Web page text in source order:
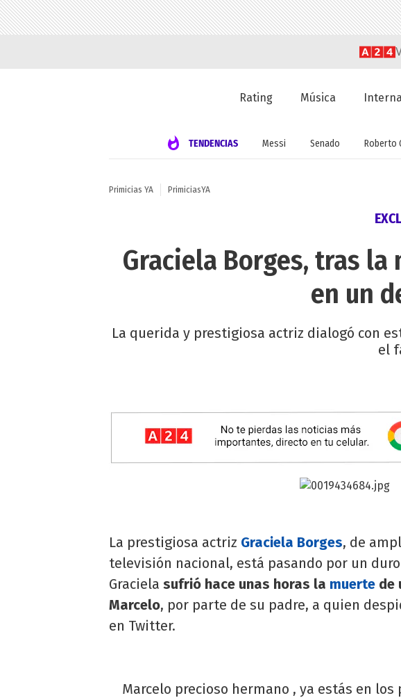
Rating Música
TENDENCIAS Messi Senado Roberto
Primicias YA PrimiciasYA
Graciela Borges, tras la
en un
La querida y prestigiosa actriz dialogó con
el
La prestigiosa actriz Graciela Borges, de
televisión nacional, está pasando por un
Graciela sufrió hace unas horas la muerte de
Marcelo, por parte de su padre, a quien
en Twitter.
Marcelo precioso hermano , ya estás en